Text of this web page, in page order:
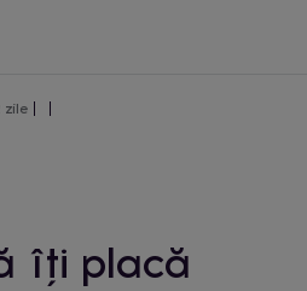
zile
îți placă